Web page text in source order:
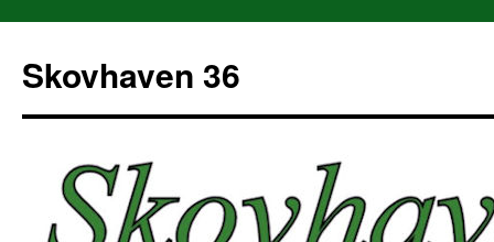
indhold
Skovhaven 36